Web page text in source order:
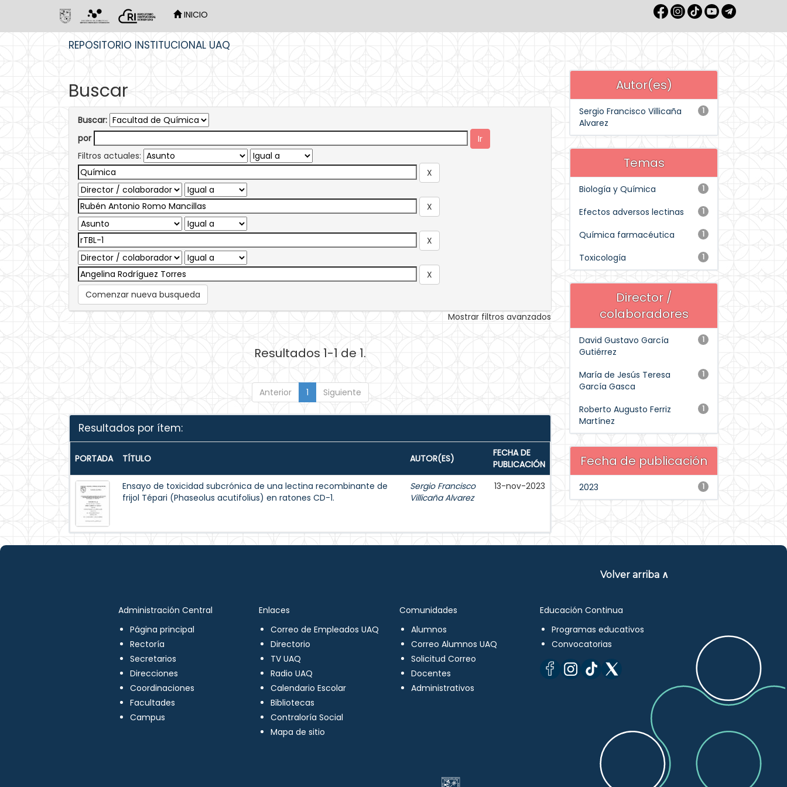
INICIO
REPOSITORIO INSTITUCIONAL UAQ
Buscar
Buscar:
por
Filtros actuales:
Comenzar nueva busqueda
Mostrar filtros avanzados
Resultados 1-1 de 1.
Anterior 1 Siguiente
Resultados por ítem:
PORTADA TÍTULO AUTOR(ES)
FECHA DE
PUBLICACIÓN
Ensayo de toxicidad subcrónica de una lectina recombinante de
frijol Tépari (Phaseolus acutifolius) en ratones CD-1.
Sergio Francisco
Villicaña Alvarez
13-nov-2023
Autor(es)
1
Sergio Francisco Villicaña
Alvarez
Temas
1
Biología y Química
1
Efectos adversos lectinas
1
Química farmacéutica
1
Toxicología
Director /
colaboradores
1
David Gustavo García
Gutiérrez
1
María de Jesús Teresa
García Gasca
1
Roberto Augusto Ferriz
Martínez
Fecha de publicación
1
2023
Volver arriba ∧
Administración Central
Página principal
Rectoría
Secretarios
Direcciones
Coordinaciones
Facultades
Campus
Enlaces
Correo de Empleados UAQ
Directorio
TV UAQ
Radio UAQ
Calendario Escolar
Bibliotecas
Contraloría Social
Mapa de sitio
Comunidades
Alumnos
Correo Alumnos UAQ
Solicitud Correo
Docentes
Administrativos
Educación Continua
Programas educativos
Convocatorias